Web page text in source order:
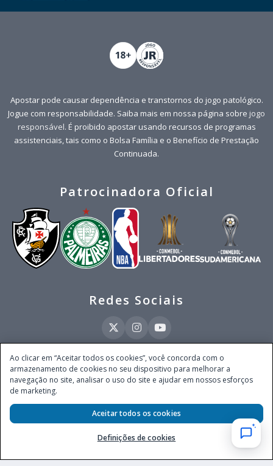
Apostar pode causar dependência e transtornos do jogo patológico.
Jogue com responsabilidade. Saiba mais em nossa página sobre jogo
responsável. É proibido apostar usando recursos de programas
assistenciais, tais como o Bolsa Família e o Benefício de Prestação
Continuada.
Patrocinadora Oficial
Redes Sociais
Este site é operado pela Ventmear Brasil LTDA (CNPJ 52.868.380/0001-84), com
endereço na Avenida Brigadeiro Faria Lima, nº 4.055, 3º andar, Itaim Bibi, no
Município de São Paulo, Estado de São Paulo, CEP 04538-133, Brasil - empresa
Secretaria de Prêmios e Apostas do Ministério da Fazenda, conforme Portaria nº
247, de 07.02.2025, publicada no DOU em 11.2.2025.
Ao clicar em “Aceitar todos os cookies”, você concorda com o
armazenamento de cookies no seu dispositivo para melhorar a
navegação no site, analisar o uso do site e ajudar em nossos esforços
de marketing.
Definições de cookies
Aceitar todos os cookies